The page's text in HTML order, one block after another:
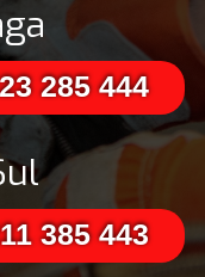
285 444
385 443